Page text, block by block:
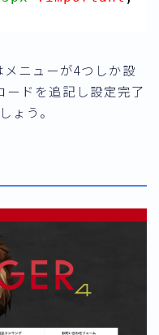
ニューが4つしか設
ードを追記し設定完了
ょう。